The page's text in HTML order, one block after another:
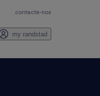
contacte-nos
my randstad